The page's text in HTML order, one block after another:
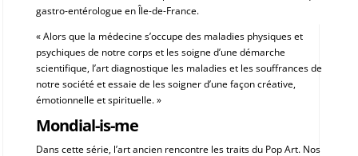
gastro-entérologue en Île-de-France.
« Alors que la médecine s’occupe des maladies physiques et
psychiques de notre corps et les soigne d’une démarche
scientifique, l’art diagnostique les maladies et les souffrances de
notre société et essaie de les soigner d’une façon créative,
émotionnelle et spirituelle. »
Mondial-is-me
Dans cette série, l’art ancien rencontre les traits du Pop Art. Nos